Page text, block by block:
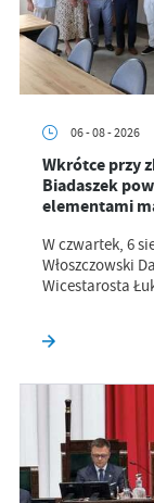
06 - 08 - 2026
Wkrótce przy
Biadaszek
elementami
W czwartek, 6
Włoszczowski
Wicestarosta